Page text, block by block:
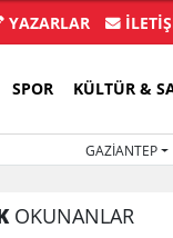
CHP'li başkan
YAZARLAR
SPOR KÜLTÜR &
GAZIANTEP
OKUNANLAR